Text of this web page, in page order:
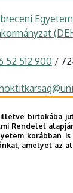
52 512 900 /
Debrecen,
birtokába
Rendelet
amelyet az